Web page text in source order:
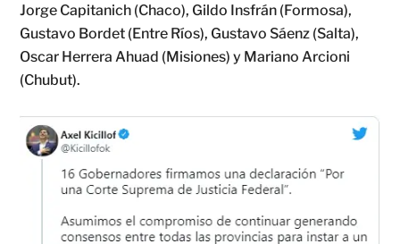
Jorge Capitanich (Chaco), Gildo Insfrán (Formosa),
Gustavo Bordet (Entre Ríos), Gustavo Sáenz (Salta),
Oscar Herrera Ahuad (Misiones) y Mariano Arcioni
(Chubut).